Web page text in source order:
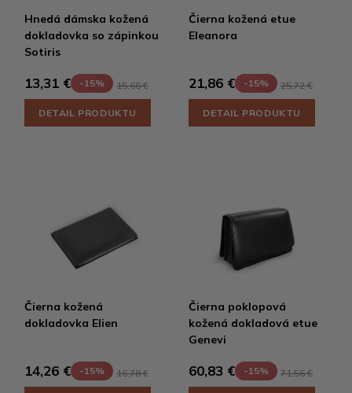
Hnedá dámska kožená
dokladovka so zápinkou
Sotiris
13,31 € -15% 15,66 €
DETAIL PRODUKTU
Čierna kožená etue
Eleanora
21,86 € -15% 25,72 €
DETAIL PRODUKTU
Čierna kožená
dokladovka Elien
14,26 € -15% 16,78 €
Čierna poklopová
kožená dokladová etue
Genevi
60,83 € -15% 71,56 €